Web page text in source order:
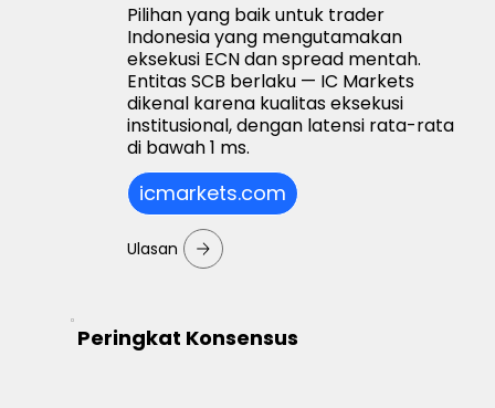
Pilihan yang baik untuk trader
Indonesia yang mengutamakan
eksekusi ECN dan spread mentah.
Entitas SCB berlaku — IC Markets
dikenal karena kualitas eksekusi
institusional, dengan latensi rata-rata
di bawah 1 ms.
icmarkets.com
Ulasan
Peringkat Konsensus